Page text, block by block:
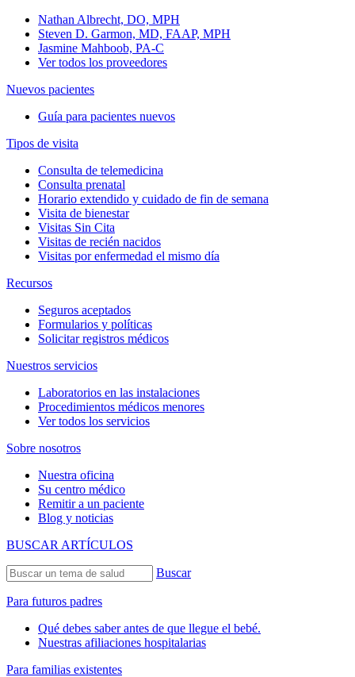
Nathan Albrecht, DO, MPH
Steven D. Garmon, MD, FAAP, MPH
Jasmine Mahboob, PA-C
Ver todos los proveedores
Nuevos pacientes
Guía para pacientes nuevos
Tipos de visita
Consulta de telemedicina
Consulta prenatal
Horario extendido y cuidado de fin de semana
Visita de bienestar
Visitas Sin Cita
Visitas de recién nacidos
Visitas por enfermedad el mismo día
Recursos
Seguros aceptados
Formularios y políticas
Solicitar registros médicos
Nuestros servicios
Laboratorios en las instalaciones
Procedimientos médicos menores
Ver todos los servicios
Sobre nosotros
Nuestra oficina
Su centro médico
Remitir a un paciente
Blog y noticias
BUSCAR ARTÍCULOS
Buscar
Para futuros padres
Qué debes saber antes de que llegue el bebé.
Nuestras afiliaciones hospitalarias
Para familias existentes